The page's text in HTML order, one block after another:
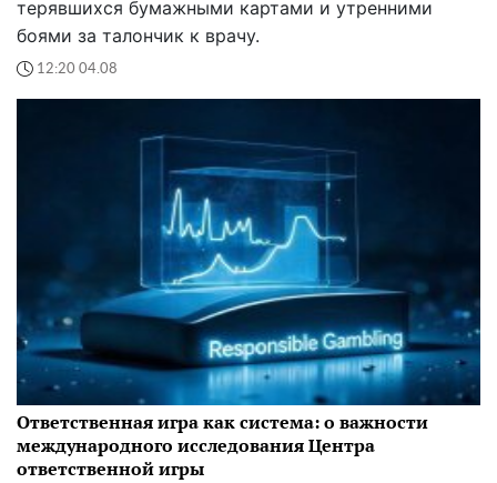
терявшихся бумажными картами и утренними
боями за талончик к врачу.
12:20 04.08
Ответственная игра как система: о важности
международного исследования Центра
ответственной игры